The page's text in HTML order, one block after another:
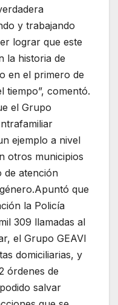
y trabajando
lograr que este
la historia de
en el primero de
tiempo”, comentó.
el Grupo
ejemplo a nivel
otros municipios
de atención
que
la Policía
309 llamadas al
el Grupo GEAVI
domiciliarias, y
órdenes de
salvar